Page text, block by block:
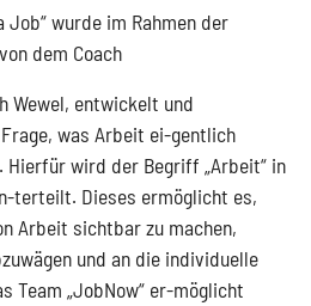
Job“ wurde im Rahmen der
dem Coach
Wewel, entwickelt und
was Arbeit ei-gentlich
wird der Begriff „Arbeit“ in
terteilt. Dieses ermöglicht es,
Arbeit sichtbar zu machen,
und an die individuelle
Team „JobNow“ er-möglicht